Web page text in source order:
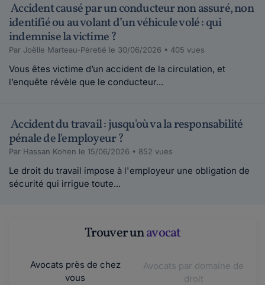
Accident causé par un conducteur non assuré, non
identifié ou au volant d’un véhicule volé : qui
indemnise la victime ?
Par Joëlle Marteau-Péretié le 30/06/2026 • 405 vues
Vous êtes victime d’un accident de la circulation, et
l’enquête révèle que le conducteur...
Accident du travail : jusqu'où va la responsabilité
pénale de l'employeur ?
Par Hassan Kohen le 15/06/2026 • 852 vues
Le droit du travail impose à l'employeur une obligation de
sécurité qui irrigue toute...
Trouver unavocat
Avocats près de chez
vous
Avocats par domaine de
droit